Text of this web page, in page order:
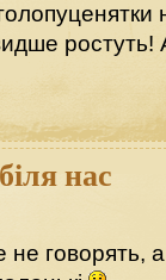
нас
говорять,